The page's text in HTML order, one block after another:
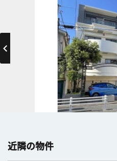
近隣の物件